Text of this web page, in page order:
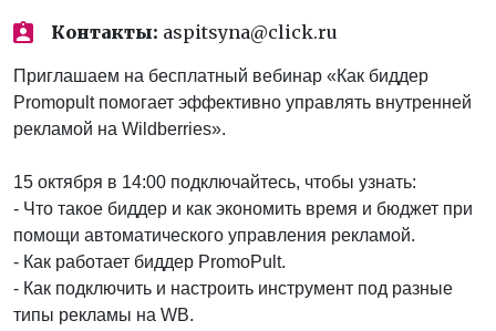
Контакты: aspitsyna@click.ru
Приглашаем на бесплатный вебинар «Как биддер
Promopult помогает эффективно управлять внутренней
рекламой на Wildberries».
15 октября в 14:00 подключайтесь, чтобы узнать:
- Что такое биддер и как экономить время и бюджет при
помощи автоматического управления рекламой.
- Как работает биддер PromoPult.
- Как подключить и настроить инструмент под разные
типы рекламы на WB.